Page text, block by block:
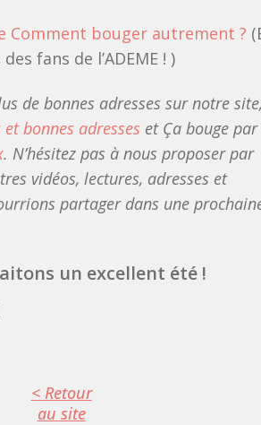
Comment bouger autrement ?
fans de l’ADEME ! )
de bonnes adresses sur notre
et bonnes adresses et Ça bouge
. N’hésitez pas à nous proposer par
vidéos, lectures, adresses et
partager dans une
un excellent été !
< Retour
au site